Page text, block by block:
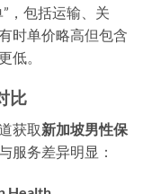
，包括运输、关
时单价略高但包含
低。
比
获取新加坡男性保
服务差异明显：